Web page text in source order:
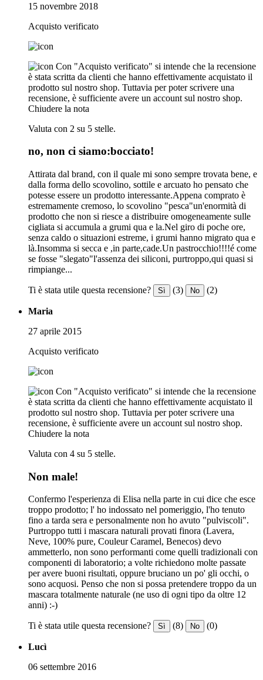
15 novembre 2018
Acquisto verificato
Con "Acquisto verificato" si intende che la recensione
è stata scritta da clienti che hanno effettivamente acquistato il
prodotto sul nostro shop. Tuttavia per poter scrivere una
recensione, è sufficiente avere un account sul nostro shop.
Chiudere la nota
Valuta con 2 su 5 stelle.
no, non ci siamo:bocciato!
Attirata dal brand, con il quale mi sono sempre trovata bene, e
dalla forma dello scovolino, sottile e arcuato ho pensato che
potesse essere un prodotto interessante.Appena comprato è
estremamente cremoso, lo scovolino "pesca"un'enormità di
prodotto che non si riesce a distribuire omogeneamente sulle
cigliata si accumula a grumi qua e la.Nel giro di poche ore,
senza caldo o situazioni estreme, i grumi hanno migrato qua e
là.Insomma si secca e ,in parte,cade.Un pastrocchio!!!!é come
se fosse "slegato"l'assenza dei siliconi, purtroppo,qui quasi si
rimpiange...
Ti è stata utile questa recensione? Sì (3) No (2)
Maria
27 aprile 2015
Acquisto verificato
Con "Acquisto verificato" si intende che la recensione
è stata scritta da clienti che hanno effettivamente acquistato il
prodotto sul nostro shop. Tuttavia per poter scrivere una
recensione, è sufficiente avere un account sul nostro shop.
Chiudere la nota
Valuta con 4 su 5 stelle.
Non male!
Confermo l'esperienza di Elisa nella parte in cui dice che esce
troppo prodotto; l' ho indossato nel pomeriggio, l'ho tenuto
fino a tarda sera e personalmente non ho avuto "pulviscoli".
Purtroppo tutti i mascara naturali provati finora (Lavera,
Neve, 100% pure, Couleur Caramel, Benecos) devo
ammetterlo, non sono performanti come quelli tradizionali con
componenti di laboratorio; a volte richiedono molte passate
per avere buoni risultati, oppure bruciano un po' gli occhi, o
sono acquosi. Penso che non si possa pretendere troppo da un
mascara totalmente naturale (ne uso di ogni tipo da oltre 12
anni) :-)
Ti è stata utile questa recensione? Sì (8) No (0)
Lucì
06 settembre 2016